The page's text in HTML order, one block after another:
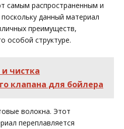
самым распространенным и
данный материал
преимуществ,
особой структуре.
чистка
клапана для бойлера
волокна. Этот
переплавляется